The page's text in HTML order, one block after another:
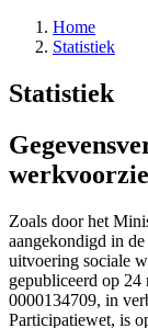
Home
Statistiek
Statistiek
Zoals door het
aangekondigd in
uitvoering sociale
gepubliceerd op
0000134709, in
Participatiewet, is